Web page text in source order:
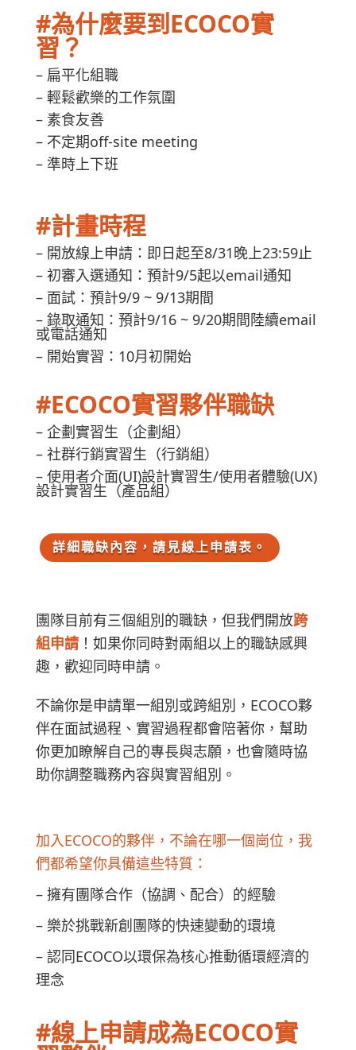
#為什麼要到ECOCO實
習？
– 扁平化組職
– 輕鬆歡樂的工作氛圍
– 素食友善
– 不定期off-site meeting
– 準時上下班
#計畫時程
– 開放線上申請：即日起至8/31晚上23:59止
– 初審入選通知：預計9/5起以email通知
– 面試：預計9/9 ~ 9/13期間
– 錄取通知：預計9/16 ~ 9/20期間陸續email
或電話通知
– 開始實習：10月初開始
#ECOCO實習夥伴職缺
– 企劃實習生（企劃組）
– 社群行銷實習生（行銷組）
– 使用者介面(UI)設計實習生/使用者體驗(UX)
設計實習生（產品組）
詳細職缺內容，請見線上申請表。
團隊目前有三個組別的職缺，但我們開放跨
組申請！如果你同時對兩組以上的職缺感興
趣，歡迎同時申請。
不論你是申請單一組別或跨組別，ECOCO夥
伴在面試過程、實習過程都會陪著你，幫助
你更加瞭解自己的專長與志願，也會隨時協
助你調整職務內容與實習組別。
加入ECOCO的夥伴，不論在哪一個崗位，我
們都希望你具備這些特質：
– 擁有團隊合作（協調、配合）的經驗
– 樂於挑戰新創團隊的快速變動的環境
– 認同ECOCO以環保為核心推動循環經濟的
理念
#線上申請成為ECOCO實